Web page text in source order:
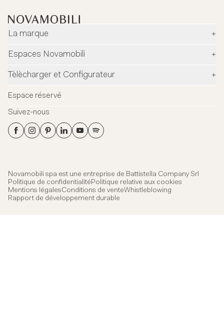
La marque
+
Entreprise
Designers
News
Blog
Contacts
Espaces Novamobili
+
Revendeurs
Flagship Store Milano
Virtual Tour
Flagship Store Milano
Tèlècharger et Configurateur
+
Configurateur
Fiches techniques
Espace réservé
Suivez-nous
Novamobili spa est une entreprise de Battistella Company Srl
Politique de confidentialitéPolitique relative aux cookies
Mentions légalesConditions de venteWhistleblowing
Rapport de développement durable